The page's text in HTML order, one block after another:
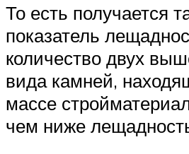
То есть получается
показатель
количество двух
вида камней,
массе
чем ниже